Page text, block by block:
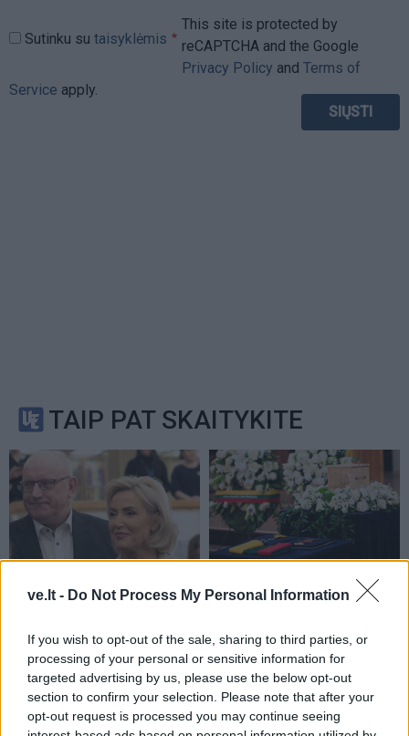
ve.lt - Do Not Process My Personal Information
If you wish to opt-out of the sale, sharing to third parties, or
processing of your personal or sensitive information for
targeted advertising by us, please use the below opt-out
section to confirm your selection. Please note that after your
opt-out request is processed you may continue seeing
Sutinku su taisyklėmis
This site is protected by
reCAPTCHA and the Google
Privacy Policy and Terms of
Service apply.
TAIP PAT SKAITYKITE
Statybos inspekcija
dar vieną pažeidimą:
nurodyta nugriauti dalį
terasos
Ketvirtadienį bus
nepriklausomos Lietuvos
premjerė Prunskienė